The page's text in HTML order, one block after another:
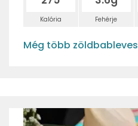
Kalória Fehérje
Még több zöldbableves